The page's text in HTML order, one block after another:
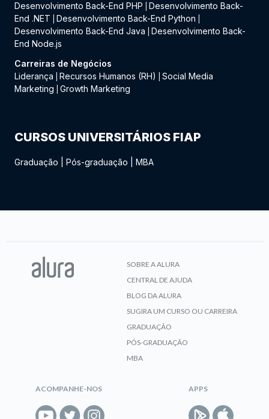
Desenvolvimento Back-End PHP
Desenvolvimento Back-
End .NET
Desenvolvimento Back-End Python
Desenvolvimento Back-End Java
Desenvolvimento Back-
End Node.js
Carreiras de Negócios
Liderança
Recursos Humanos (RH)
Social Media
Marketing
Growth Marketing
CURSOS UNIVERSITÁRIOS FIAP
Graduação Pós-graduação MBA
SOBRE A ALURA
CENTRAL DE AJUDA
BLOG DA ALURA
SUGIRA UM CURSO OU CARREIRA
GRADUAÇÃO
PÓS-GRADUAÇÃO
MBA
ACOMPANHE-NOS APPS